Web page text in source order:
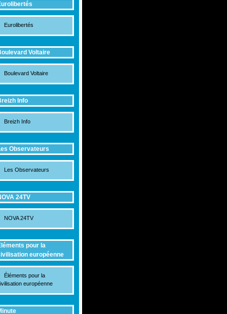
Eurolibertés
Voltaire
Boulevard Voltaire
Info
Breizh Info
Observateurs
Les Observateurs
24TV
NOVA 24TV
pour la
européenne
Éléments pour la
européenne